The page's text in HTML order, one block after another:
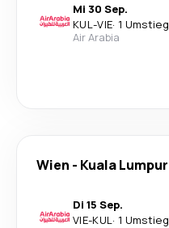
Mi 30 Sep.
KUL-VIE· 1 Umstieg
Air Arabia
Wien - Kuala Lumpur
Di 15 Sep.
VIE-KUL· 1 Umstieg